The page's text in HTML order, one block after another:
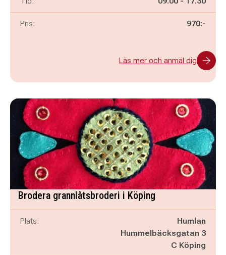
Pris: 970:-
Läs mer och anmäl dig
Brodera grannlåtsbroderi i Köping
Plats:
Humlan
Hummelbäcksgatan 3
C Köping